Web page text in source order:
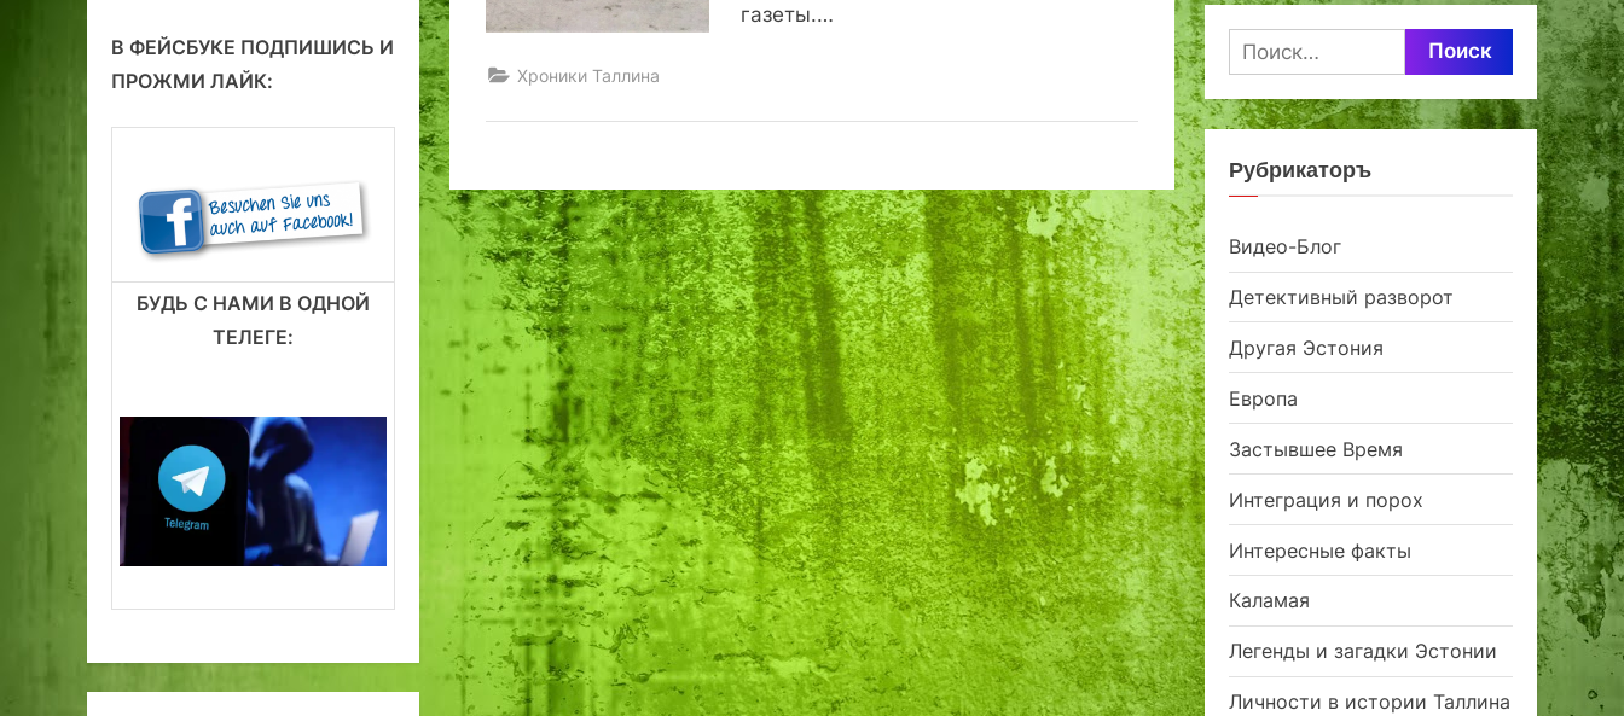
газеты.…
Хроники Таллина
В ФЕЙСБУКЕ ПОДПИШИСЬ И
ПРОЖМИ ЛАЙК:
БУДЬ С НАМИ В ОДНОЙ
ТЕЛЕГЕ:
Найти:
Рубрикаторъ
Видео-Блог
Детективный разворот
Другая Эстония
Европа
Застывшее Время
Интеграция и порох
Интересные факты
Каламая
Легенды и загадки Эстонии
Личности в истории Таллина